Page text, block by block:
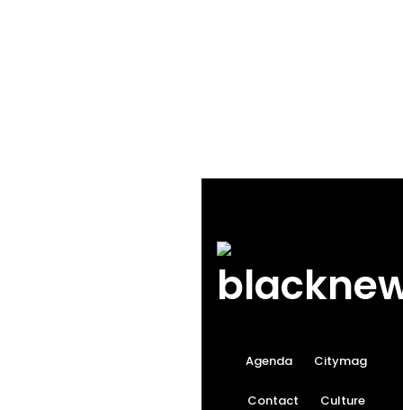
Agenda Citymag
Contact Culture